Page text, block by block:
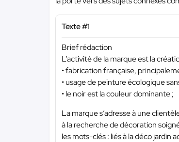
Texte #1
Brief rédaction
L’activité de la marque est la
• fabrication française,
• usage de peinture écologique
• le noir est la couleur dominante ;
La marque s’adresse à une
à la recherche de décoration
les mots-clés : liés à la déco